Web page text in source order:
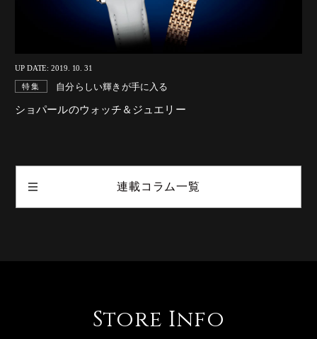
UP DATE: 2019. 10. 31
特集 自分らしい輝きが手に入る
ショパールのウォッチ＆ジュエリー
連載コラム一覧
Store Info